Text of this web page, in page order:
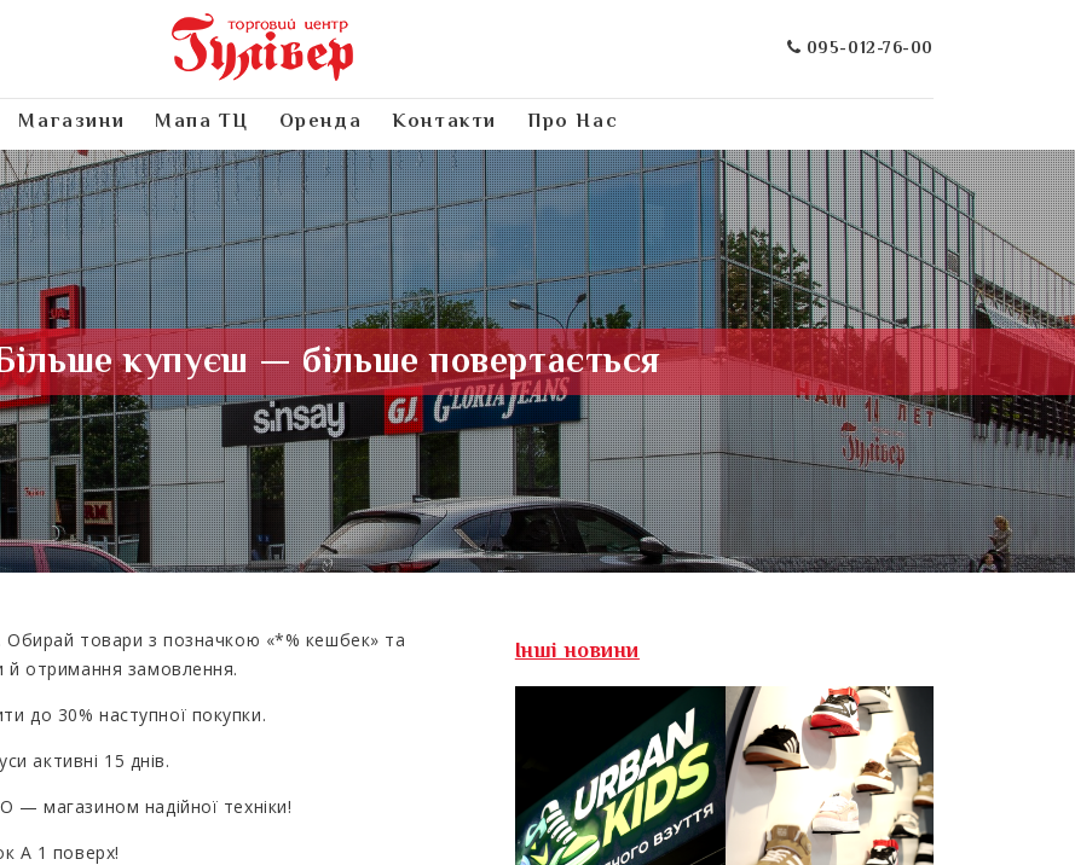
095-012-76-00
Магазини Мапа ТЦ Оренда Контакти Про Нас
купуєш — більше повертається
товари з позначкою «*% кешбек» та
й отримання замовлення.
до 30% наступної покупки.
активні 15 днів.
— магазином надійної техніки!
А 1 поверх!
Інші новини